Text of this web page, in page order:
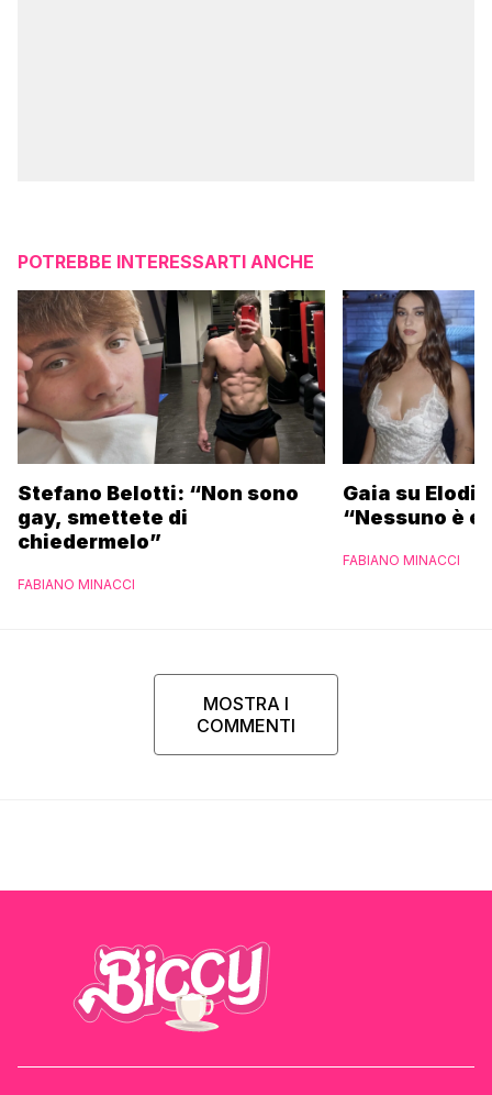
POTREBBE INTERESSARTI ANCHE
Stefano Belotti: “Non sono
gay, smettete di
chiedermelo”
FABIANO MINACCI
Gaia su
“Nessuno è
FABIANO MINACCI
MOSTRA I
COMMENTI